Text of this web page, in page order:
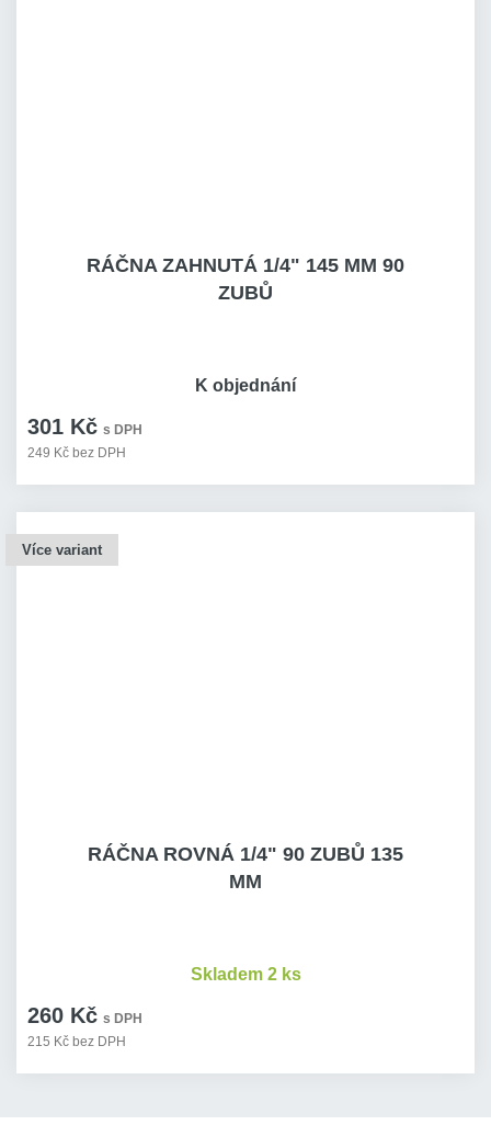
RÁČNA ZAHNUTÁ 1/4" 145 MM 90
ZUBŮ
301 Kč s DPH
249 Kč bez DPH
K objednání
Více variant
RÁČNA ROVNÁ 1/4" 90 ZUBŮ 135
MM
260 Kč s DPH
215 Kč bez DPH
Skladem 2 ks